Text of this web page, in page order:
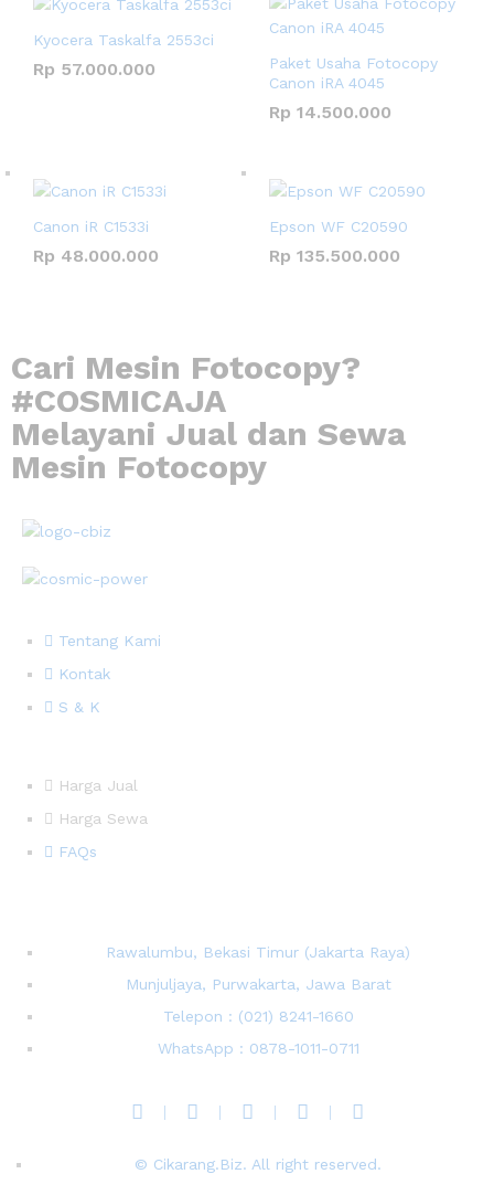
Kyocera Taskalfa 2553ci
Rp 57.000.000
Paket Usaha Fotocopy
Canon iRA 4045
Rp 14.500.000
Canon iR C1533i
Rp 48.000.000
Epson WF C20590
Rp 135.500.000
Cari Mesin Fotocopy?
#COSMICAJA
Melayani Jual dan Sewa
Mesin Fotocopy
Tentang Kami
Kontak
S & K
Harga Jual
Harga Sewa
FAQs
Rawalumbu, Bekasi Timur (Jakarta Raya)
Munjuljaya, Purwakarta, Jawa Barat
Telepon : (021) 8241-1660
WhatsApp : 0878-1011-0711
© Cikarang.Biz. All right reserved.